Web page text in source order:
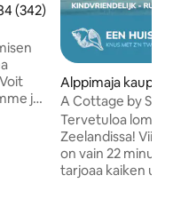
arvio 4,84/5,
(342)
ja
Alppimaja
A Cottage by
Aircon
Tervetuloa
Zeelandissa! Viihtyisä lomamökkimme
on vain 22
tarjoaa kaiken